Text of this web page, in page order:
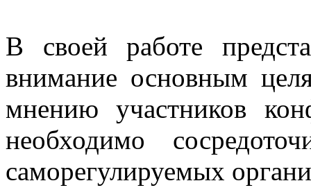
В своей работе
внимание основным
мнению участников
необходимо
саморегулируемых